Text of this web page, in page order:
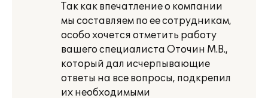
Так как впечатление о компании
мы составляем по ее сотрудникам,
особо хочется отметить работу
вашего специалиста Оточин М.В.,
который дал исчерпывающие
ответы на все вопросы, подкрепил
их необходимыми